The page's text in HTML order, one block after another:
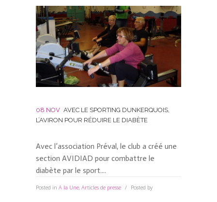
08 NOV AVEC LE SPORTING DUNKERQUOIS,
L’AVIRON POUR RÉDUIRE LE DIABÈTE
Avec l’association Préval, le club a créé une
section AVIDIAD pour combattre le
diabète par le sport....
Posted in A la Une, Articles de presse Posted by